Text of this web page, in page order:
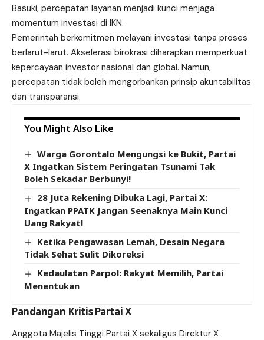
Basuki, percepatan layanan menjadi kunci menjaga
momentum investasi di IKN.
Pemerintah berkomitmen melayani investasi tanpa proses
berlarut-larut. Akselerasi birokrasi diharapkan memperkuat
kepercayaan investor nasional dan global. Namun,
percepatan tidak boleh mengorbankan prinsip akuntabilitas
dan transparansi.
You Might Also Like
Warga Gorontalo Mengungsi ke Bukit, Partai
X Ingatkan Sistem Peringatan Tsunami Tak
Boleh Sekadar Berbunyi!
28 Juta Rekening Dibuka Lagi, Partai X:
Ingatkan PPATK Jangan Seenaknya Main Kunci
Uang Rakyat!
Ketika Pengawasan Lemah, Desain Negara
Tidak Sehat Sulit Dikoreksi
Kedaulatan Parpol: Rakyat Memilih, Partai
Menentukan
Pandangan Kritis Partai X
Anggota Majelis Tinggi Partai X sekaligus Direktur X